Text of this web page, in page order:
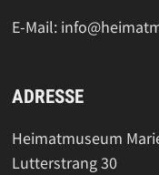
E-Mail:
ADRESSE
Heimatmuseum
Lutterstrang 30